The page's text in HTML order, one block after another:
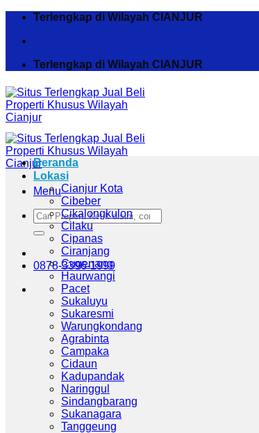
Skip
content
Terlengkap di Wilayah CIANJUR
Terlengkap di Wilayah CIANJUR
Menu
Pencarian
untuk:
0878-3396-1999
Beranda
Lokasi
Cianjur Kota
Cibeber
Cikalongkulon
Cilaku
Cipanas
Ciranjang
Cugenang
Haurwangi
Pacet
Sukaluyu
Sukaresmi
Warungkondang
Agrabinta
Campaka
Cidaun
Kadupandak
Naringgul
Sindangbarang
Sukanagara
Tanggeung